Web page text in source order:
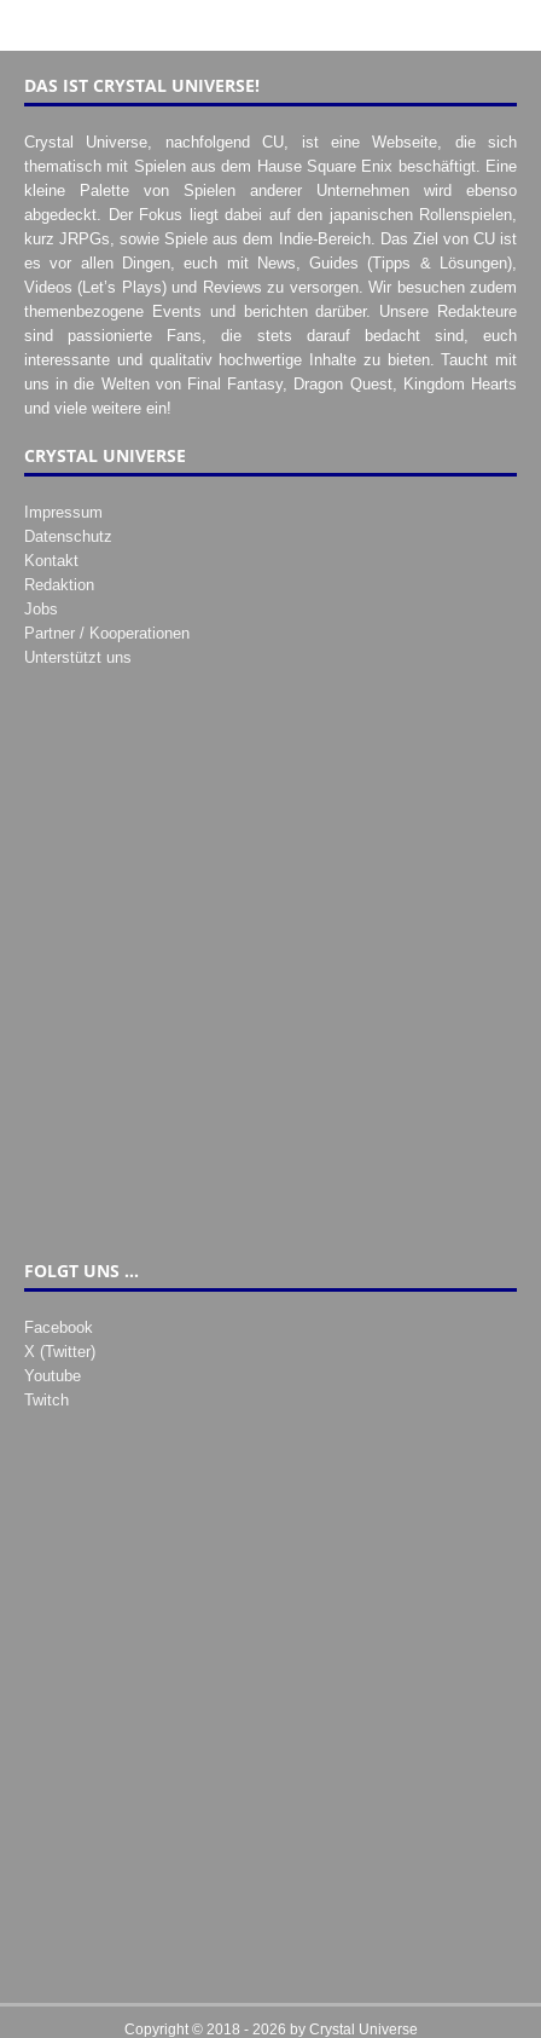
DAS IST CRYSTAL UNIVERSE!
Crystal Universe, nachfolgend CU, ist eine Webseite, die sich
thematisch mit Spielen aus dem Hause Square Enix beschäftigt. Eine
kleine Palette von Spielen anderer Unternehmen wird ebenso
abgedeckt. Der Fokus liegt dabei auf den japanischen Rollenspielen,
kurz JRPGs, sowie Spiele aus dem Indie-Bereich. Das Ziel von CU ist
es vor allen Dingen, euch mit News, Guides (Tipps & Lösungen),
Videos (Let’s Plays) und Reviews zu versorgen. Wir besuchen zudem
themenbezogene Events und berichten darüber. Unsere Redakteure
sind passionierte Fans, die stets darauf bedacht sind, euch
interessante und qualitativ hochwertige Inhalte zu bieten. Taucht mit
uns in die Welten von Final Fantasy, Dragon Quest, Kingdom Hearts
und viele weitere ein!
CRYSTAL UNIVERSE
Impressum
Datenschutz
Kontakt
Redaktion
Jobs
Partner / Kooperationen
Unterstützt uns
FOLGT UNS …
Facebook
X (Twitter)
Youtube
Twitch
Copyright © 2018 - 2026 by Crystal Universe